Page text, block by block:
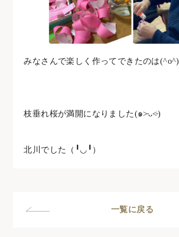
みなさんで楽しく作ってできたのは(^o^)
枝垂れ桜が満開になりました(๑˃̵ᴗ˂̵)
北川でした（╹◡╹）
一覧に戻る